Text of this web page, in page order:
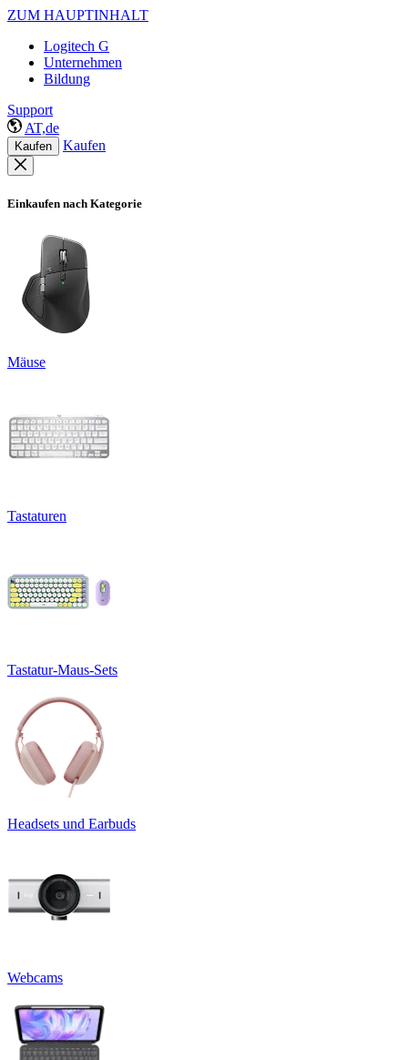
ZUM HAUPTINHALT
Logitech G
Unternehmen
Bildung
Support
AT,de
Kaufen Kaufen
Einkaufen nach Kategorie
Mäuse
Tastaturen
Tastatur-Maus-Sets
Headsets und Earbuds
Webcams